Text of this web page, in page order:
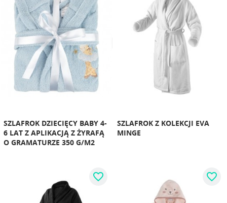
SZLAFROK DZIECIĘCY BABY 4-
6 LAT Z APLIKACJĄ Z ŻYRAFĄ
O GRAMATURZE 350 G/M2
SZLAFROK Z KOLEKCJI EVA
MINGE
favorite_border favorite_border